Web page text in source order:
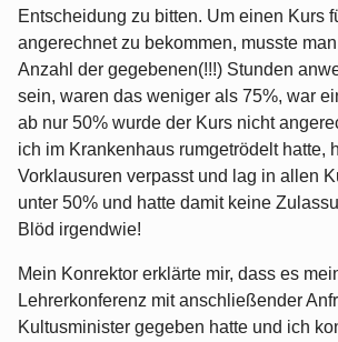
Entscheidung zu bitten. Um einen Kurs
angerechnet zu bekommen, musste
Anzahl der gegebenen(!!!) Stunden
sein, waren das weniger als 75%, war
ab nur 50% wurde der Kurs nicht
ich im Krankenhaus rumgetrödelt hatte,
Vorklausuren verpasst und lag in allen
unter 50% und hatte damit keine
Blöd irgendwie!
Mein Konrektor erklärte mir, dass es
Lehrerkonferenz mit anschließender
Kultusminister gegeben hatte und ich